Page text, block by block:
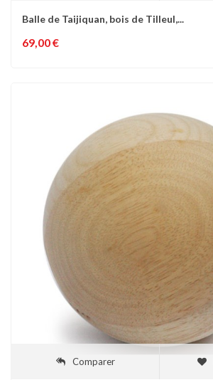
Balle de Taijiquan, bois de Tilleul,...
69,00 €
Comparer